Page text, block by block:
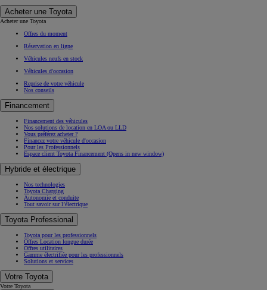
Acheter une Toyota
Acheter une Toyota
Offres du moment
Réservation en ligne
Véhicules neufs en stock
Véhicules d'occasion
Reprise de votre véhicule
Nos conseils
Financement
Financement des véhicules
Nos solutions de location en LOA ou LLD
Vous préférez acheter ?
Financez votre véhicule d'occasion
Pour les Professionnels
Espace client Toyota Financement (Opens in new window)
Hybride et électrique
Nos technologies
Toyota Charging
Autonomie et conduite
Tout savoir sur l’électrique
Toyota Professional
Toyota pour les professionnels
Offres Location longue durée
Offres utilitaires
Gamme électrifiée pour les professionnels
Solutions et services
Votre Toyota
Votre Toyota